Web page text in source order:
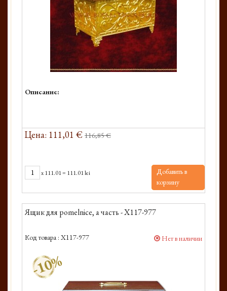
Описание:
Цена: 111,01 € 116,85 €
x111.01= 111.01 lei
Добавить в
корзину
Ящик для pomelnice, а часть - X117-977
Код товара : X117-977 Нет в наличии
-10%